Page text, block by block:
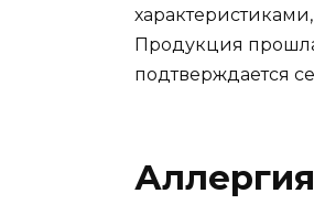
Продукция
подтверждается